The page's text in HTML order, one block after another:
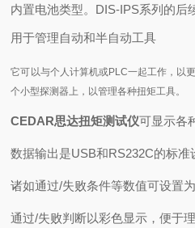
内置电池类型。DIS-IPS系列的后
用于管理自动和半自动工具
它可以与个人计算机或PLC一起工作，以
个小型探测器上，以管理各种扭矩工具。
CEDAR思达扭矩测试仪可显示各
数据输出是USB和RS232C的标准
诸如通过/失败条件等数值可设置为
通过/失败判断以彩色显示，便于理